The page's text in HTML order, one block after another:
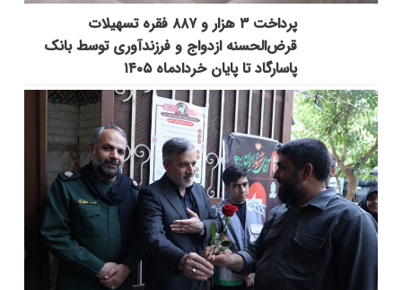
پرداخت ۳ هزار و ۸۸۷ فقره تسهیلات
قرض‌الحسنه ازدواج و فرزندآوری توسط بانک
پاسارگاد تا پایان خردادماه ۱۴۰۵